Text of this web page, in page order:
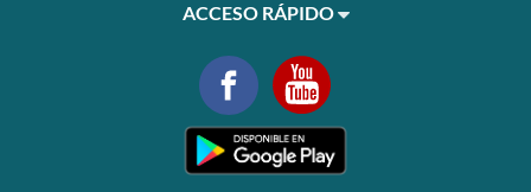
ACCESO RÁPIDO